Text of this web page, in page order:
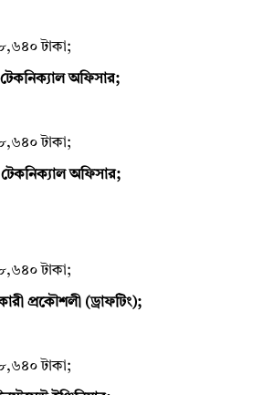
টাকা;
অফিসার;
টাকা;
অফিসার;
টাকা;
প্রকৌশলী (ড্রাফটিং);
টাকা;